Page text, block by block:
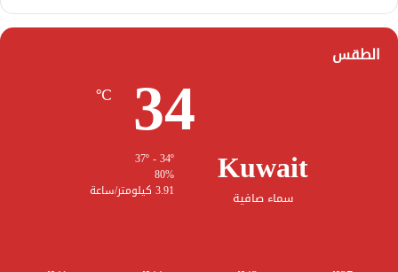
الطقس
Kuwait
سماء صافية
34
℃
80%
3.91 كيلومتر/ساعة